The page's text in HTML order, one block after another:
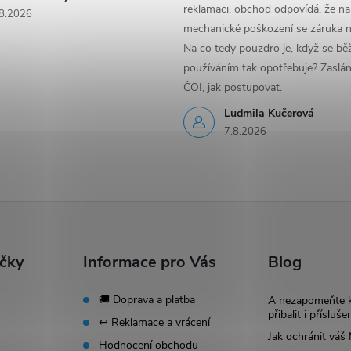
Ludmila Kučerová
7.8.2026
reklamaci, obchod odpovídá, že na
mechanické poškození se záruka
Na co tedy pouzdro je, když se
používáním tak opotřebuje?
ČOI, jak postupovat.
Informace pro Vás
🚚 Doprava a platba
↩️ Reklamace a vrácení
Hodnocení obchodu
Blog
A nezapomeňte
přibalit i
Jak ochránit váš